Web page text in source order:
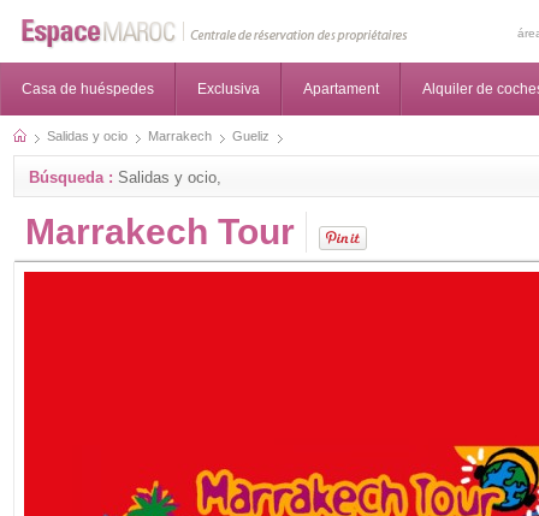
Casa de huéspedes Exclusiva Apartament Alquiler de
Salidas y ocio Marrakech Gueliz
Búsqueda : Salidas y ocio,
Marrakech Tour